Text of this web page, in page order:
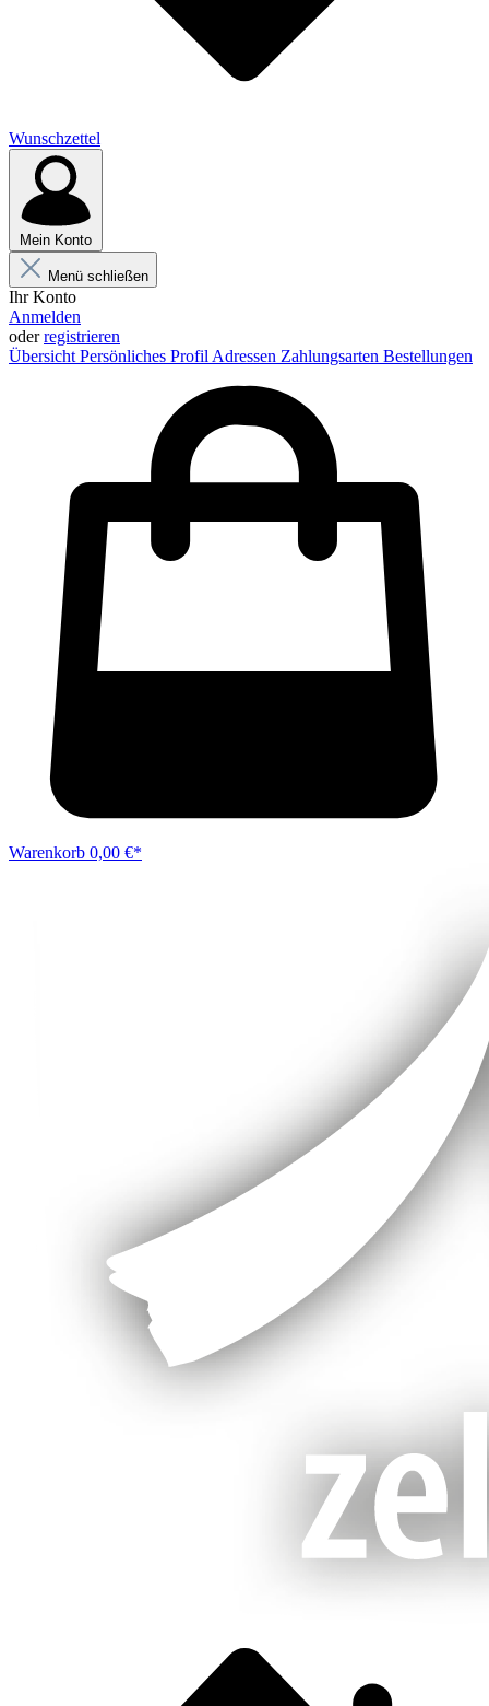
Wunschzettel
Mein Konto
Menü schließen
Ihr Konto
Anmelden
oderregistrieren
Übersicht Persönliches Profil Adressen Zahlungsarten Bestellungen
Warenkorb 0,00 €*